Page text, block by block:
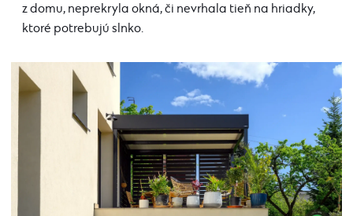
z domu, neprekryla okná, či nevrhala tieň na hriadky,
ktoré potrebujú slnko.